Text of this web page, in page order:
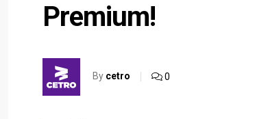
Premium!
By cetro 0